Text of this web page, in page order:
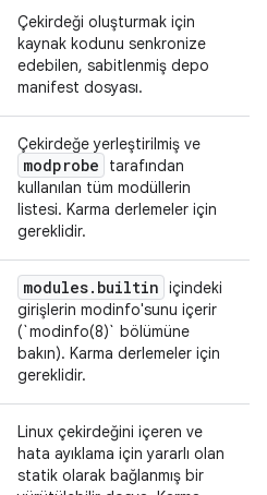
Çekirdeği oluşturmak için
kaynak kodunu senkronize
edebilen, sabitlenmiş depo
manifest dosyası.
Çekirdeğe yerleştirilmiş ve
modprobe
tarafından
kullanılan tüm modüllerin
listesi. Karma derlemeler için
gereklidir.
modules. builtin içindeki
girişlerin modinfo'sunu içerir
(`modinfo(8)` bölümüne
bakın). Karma derlemeler için
gereklidir.
Linux çekirdeğini içeren ve
hata ayıklama için yararlı olan
statik olarak bağlanmış bir